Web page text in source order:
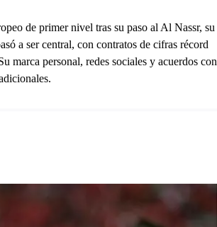
de primer nivel tras su paso al Al Nassr, su
a ser central, con contratos de cifras récord
marca personal, redes sociales y acuerdos con